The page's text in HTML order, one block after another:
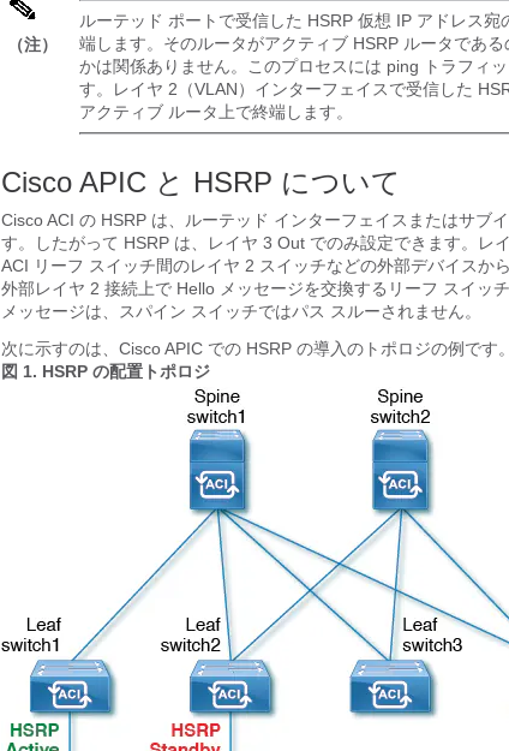
（注）
ルーテッド ポートで受信した HSRP 仮想 IP アドレス
端します。そのルータがアクティブ HSRP ルータであ
かは関係ありません。このプロセスには ping トラフィ
す。レイヤ 2（VLAN）インターフェイスで受信した
アクティブ ルータ上で終端します。
Cisco APIC と HSRP について
Cisco ACI の HSRP は、ルーテッド インターフェイスまたはサブ
す。したがって HSRP は、レイヤ 3 Out でのみ設定できます。レ
ACI リーフ スイッチ間のレイヤ 2 スイッチなどの外部デバイスか
外部レイヤ 2 接続上で Hello メッセージを交換するリーフ スイッ
メッセージは、スパイン スイッチではパス スルーされません。
次に示すのは、Cisco APIC での HSRP の導入のトポロジの例です。
図 1. HSRP の配置トポロジ